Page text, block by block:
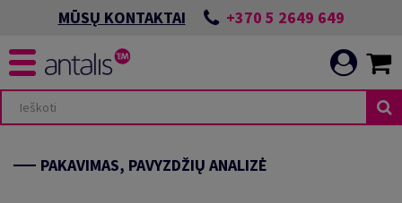
MŪSŲ KONTAKTAI +370 5 2649 649
PAKAVIMAS, PAVYZDŽIŲ ANALIZĖ